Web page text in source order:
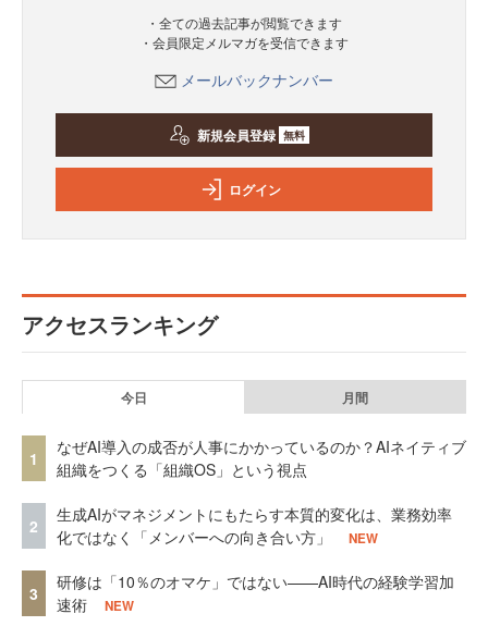
・全ての過去記事が閲覧できます
・会員限定メルマガを受信できます
メールバックナンバー
新規会員登録 無料
ログイン
アクセスランキング
今日 月間
1
なぜAI導入の成否が人事にかかっているのか？AIネイティブ
組織をつくる「組織OS」という視点
2
生成AIがマネジメントにもたらす本質的変化は、業務効率
化ではなく「メンバーへの向き合い方」
NEW
3
研修は「10％のオマケ」ではない——AI時代の経験学習加
速術
NEW